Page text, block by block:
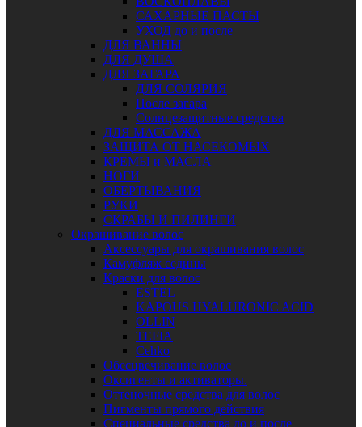
САХАРНЫЕ ПАСТЫ
УХОД до и после
ДЛЯ ВАННЫ
ДЛЯ ДУША
ДЛЯ ЗАГАРА
ДЛЯ СОЛЯРИЯ
После загара
Солнцезащитные средства
ДЛЯ МАССАЖА
ЗАЩИТА ОТ НАСЕКОМЫХ
КРЕМЫ и МАСЛА
НОГИ
ОБЕРТЫВАНИЯ
РУКИ
СКРАБЫ И ПИЛИНГИ
Окрашивание волос
Аксессуары для окрашивания волос
Камуфляж седины
Краски для волос
ESTEL
KAPOUS HYALURONIC ACID
OLLIN
TEFIA
Сehko
Обесцвечивание волос
Оксигенты и активаторы.
Оттеночные средства для волос
Пигменты прямого действия
Специальные средства до и после